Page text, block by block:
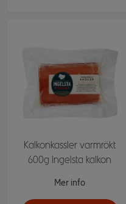
Kalkonkassler varmrökt
600g Ingelsta kalkon
Mer info